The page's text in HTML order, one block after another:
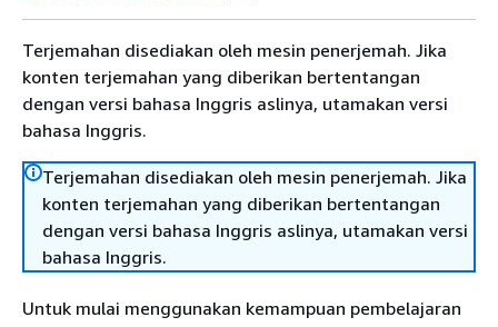
Terjemahan disediakan oleh mesin penerjemah. Jika
konten terjemahan yang diberikan bertentangan
dengan versi bahasa Inggris aslinya, utamakan versi
bahasa Inggris.
Terjemahan disediakan oleh mesin penerjemah. Jika
konten terjemahan yang diberikan bertentangan
dengan versi bahasa Inggris aslinya, utamakan versi
bahasa Inggris.
Untuk mulai menggunakan kemampuan pembelajaran